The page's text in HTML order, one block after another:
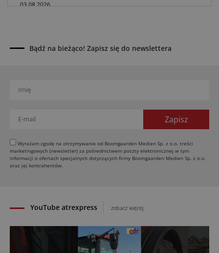
03.08.2026
Rzepak hybrydowy: sposób na wyższą rentowność
01.08.2026
31.07.2026
Kukurydza w Polsce: aktualny stan plantacji
30.07.2026
Amazone ZG-TX precyzyjniejszy rozsiewacz
29.07.2026
YouTube atrexpress zobacz więcej
Bądź na bieżąco! Zapisz się do newslettera
Wyrażam zgodę na otrzymywanie od Boomgaarden Medien Sp. z o.o. treści
marketingowych (newsletter) za pośrednictwem poczty elektronicznej w tym
informacji o ofertach specjalnych dotyczących firmy Boomgaarden Medien Sp. z o.o.
oraz jej kontrahentów.